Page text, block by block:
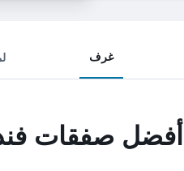
غرف
أفضل صفقات